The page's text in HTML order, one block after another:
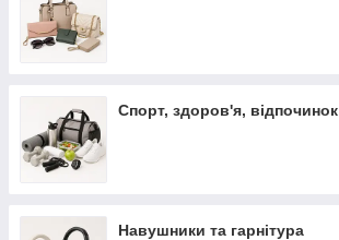
Спорт, здоров'я, відпочинок
Навушники та гарнітура